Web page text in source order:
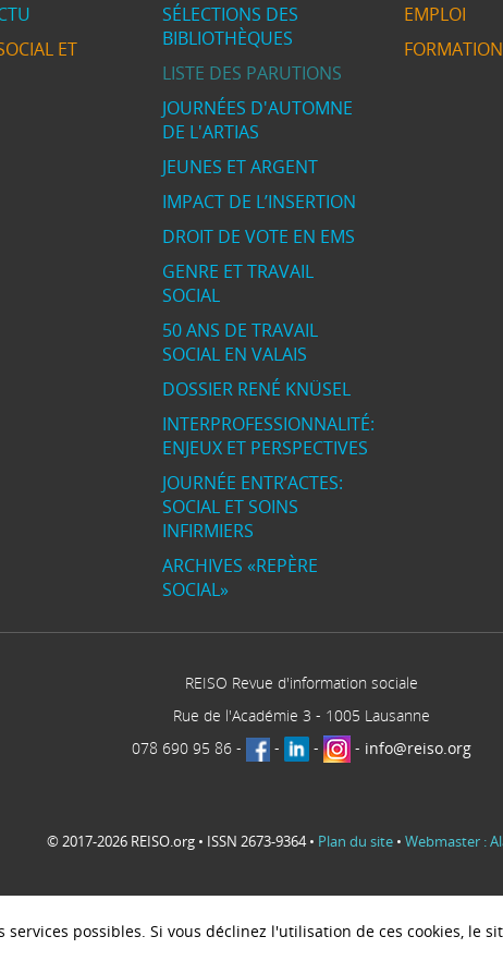
ET
SÉLECTIONS DES
BIBLIOTHÈQUES
LISTE DES PARUTIONS
JOURNÉES D'AUTOMNE
DE L'ARTIAS
JEUNES ET ARGENT
IMPACT DE L’INSERTION
DROIT DE VOTE EN EMS
GENRE ET TRAVAIL
SOCIAL
50 ANS DE TRAVAIL
SOCIAL EN VALAIS
DOSSIER RENÉ KNÜSEL
INTERPROFESSIONNALITÉ:
ENJEUX ET PERSPECTIVES
JOURNÉE ENTR’ACTES:
SOCIAL ET SOINS
INFIRMIERS
ARCHIVES «REPÈRE
SOCIAL»
EMPLOI
FORMATION
REISO Revue d'information sociale
Rue de l'Académie 3 - 1005 Lausanne
078 690 95 86 - - - - info@reiso.org
© 2017-2026 REISO.org • ISSN 2673-9364 • Plan du site • Webmaster :
possibles. Si vous déclinez l'utilisation de ces cookies, le